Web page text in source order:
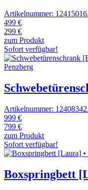
Artikelnummer:
499 €
299 €
zum Produkt
Sofort verfügbar!
Artikelnummer:
999 €
799 €
zum Produkt
Sofort verfügbar!
Boxspringbett